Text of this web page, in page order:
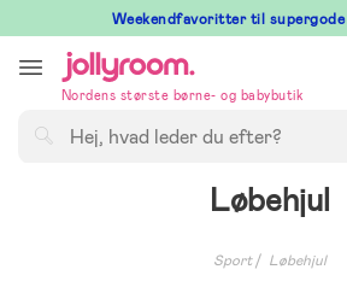
till
innehållet
Weekendfavoritter til
Nordens største børne- og babybutik
Løbehjul
Sport Løbehjul